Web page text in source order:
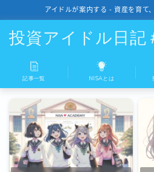
アイドルが案内する - 資産を育て
投資アイドル日記
記事一覧
NISAとは
投資の始め方
記事一覧 NISAとは